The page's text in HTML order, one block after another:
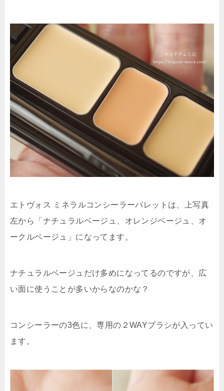
エトヴォス ミネラルコンシーラーパレットは、上写真
左から「ナチュラルベージュ、オレンジベージュ、オ
ークルベージュ」になってます。
ナチュラルベージュだけ多めになってるのですが、広
い面に使うことが多いからなのかな？
コンシーラーの3色に、専用の２WAYブラシが入ってい
ます。